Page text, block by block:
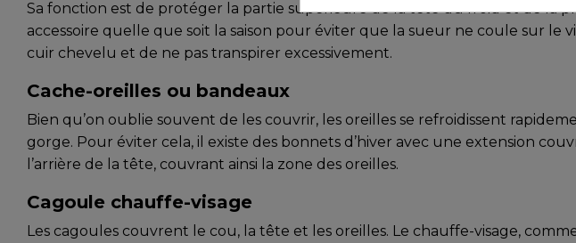
Sa fonction est de protéger la partie supérieure de la tête du froid et de la
accessoire quelle que soit la saison pour éviter que la sueur ne coule sur le
cuir chevelu et de ne pas transpirer excessivement.
Cache-oreilles ou bandeaux
Bien qu’on oublie souvent de les couvrir, les oreilles se refroidissent
gorge. Pour éviter cela, il existe des bonnets d’hiver avec une extension
l’arrière de la tête, couvrant ainsi la zone des oreilles.
Cagoule chauffe-visage
Les cagoules couvrent le cou, la tête et les oreilles. Le chauffe-visage,